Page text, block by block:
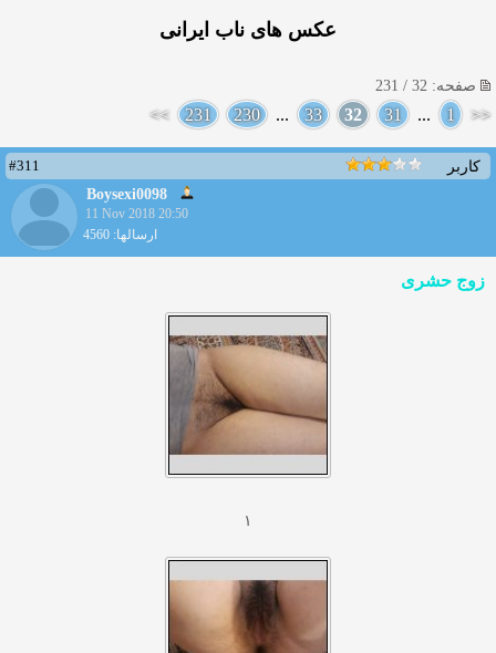
عکس های ناب ایرانی
صفحه: 32 / 231
<<
1
...
31
32
33
...
230
231
>>
کاربر
#311
Boysexi0098
11 Nov 2018 20:50
ارسالها: 4560
زوج حشری
۱